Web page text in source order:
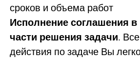
сроков и объема работ
Исполнение соглашения в
части решения задачи. Все
действия по задаче Вы